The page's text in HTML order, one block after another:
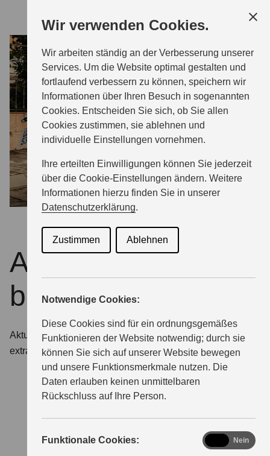
Wir verwenden Cookies.
Wir arbeiten ständig an der Verbesserung unserer
Services. Um die Website optimal gestalten und
fortlaufend verbessern zu können, speichern wir
Informationen über Ihren Besuch in sogenannten
Cookies. Entscheiden Sie sich, ob Sie allen
Cookies zustimmen, sie ablehnen und
individuelle Einstellungen vornehmen.
Ihre erteilten Einwilligungen können Sie jederzeit
über die Cookie-Einstellungen ändern. Weitere
Informationen hierzu finden Sie in unserer
Datenschutzerklärung.
Zustimmen Ablehnen
Notwendige Cookies:
Diese Cookies sind für ein ordnungsgemäßes
Funktionieren der Website notwendig; durch sie
können Sie sich auf unserer Website bewegen
und unsere Funktionsmerkmale nutzen. Die
Daten erlauben keinen unmittelbaren
Rückschluss auf Ihre Person.
Funktionale Cookies: functional
Nein
Hauptinhalt
MODELLE
PROBEFAHRT
BERATUNG & KAUF
INFORMATIONEN
SERVICE & ZUBEHÖR
MAGAZIN
Aktuelle Aktionen
bei Suzuki
Aktuelle Aktionen, die dir das Auf- oder Umsteigen
extraleicht machen. Jetzt entdecken!
Kombiniere deine